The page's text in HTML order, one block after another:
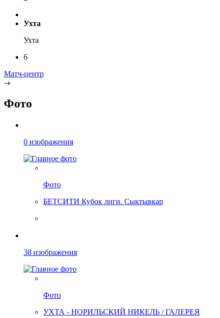
Ухта
Ухта
6
Матч-центр
Фото
0 изображения
Фото
БЕТСИТИ Кубок лиги. Сыктывкар
38 изображения
Фото
УХТА - НОРИЛЬСКИЙ НИКЕЛЬ / ГАЛЕРЕЯ